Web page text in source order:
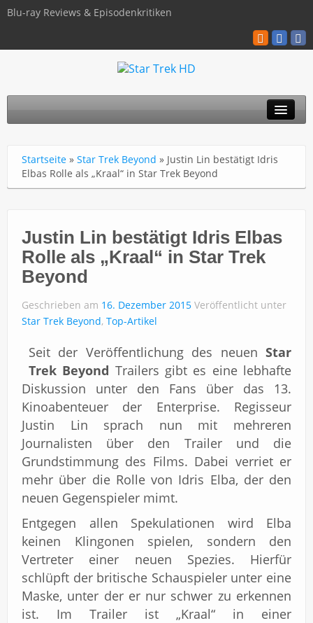
Blu-ray Reviews & Episodenkritiken
TNG
Kinofilme
Blu-ray / 4K
Über uns
Impressum
Startseite » Star Trek Beyond » Justin Lin bestätigt Idris
Elbas Rolle als „Kraal“ in Star Trek Beyond
Justin Lin bestätigt Idris Elbas
Rolle als „Kraal“ in Star Trek
Beyond
Geschrieben am 16. Dezember 2015 Veröffentlicht unter
Star Trek Beyond, Top-Artikel
Seit der Veröffentlichung des neuen Star
Trek Beyond Trailers gibt es eine lebhafte
Diskussion unter den Fans über das 13.
Kinoabenteuer der Enterprise. Regisseur
Justin Lin sprach nun mit mehreren
Journalisten über den Trailer und die
Grundstimmung des Films. Dabei verriet er
mehr über die Rolle von Idris Elba, der den
neuen Gegenspieler mimt.
Entgegen allen Spekulationen wird Elba
keinen Klingonen spielen, sondern den
Vertreter einer neuen Spezies. Hierfür
schlüpft der britische Schauspieler unter eine
Maske, unter der er nur schwer zu erkennen
ist. Im Trailer ist „Kraal“ in einer